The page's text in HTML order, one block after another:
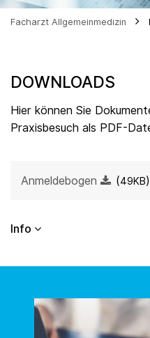
Facharzt Allgemeinmedizin
DOWNLOADS
Hier können Sie
Praxisbesuch als PDF-
Anmeldebogen (49KB)
Info